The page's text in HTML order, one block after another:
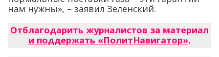
нам нужны», – заявил Зеленский.
Отблагодарить журналистов за материал
и поддержать «ПолитНавигатор».